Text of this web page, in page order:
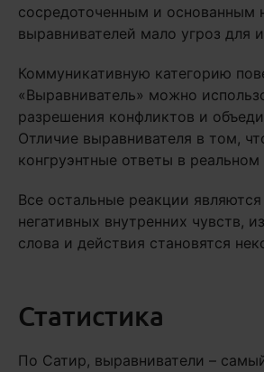
сосредоточенным и основанным
выравнивателей мало угроз для
Коммуникативную категорию
«Выравниватель» можно
разрешения конфликтов и
Отличие выравнивателя в том,
конгруэнтные ответы в
Все остальные реакции являются
негативных внутренних чувств,
слова и действия становятся
Статистика
По Сатир, выравниватели –